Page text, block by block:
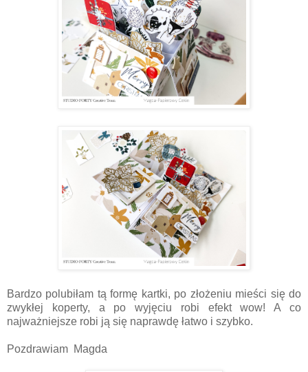
Bardzo polubiłam tą formę kartki, po złożeniu mieści się do
zwykłej koperty, a po wyjęciu robi efekt wow! A co
najważniejsze robi ją się naprawdę łatwo i szybko.
Pozdrawiam Magda